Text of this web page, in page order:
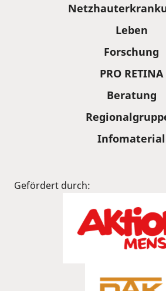
Leben
Forschung
PRO RETINA
Beratung
Infomaterial
Gefördert durch: